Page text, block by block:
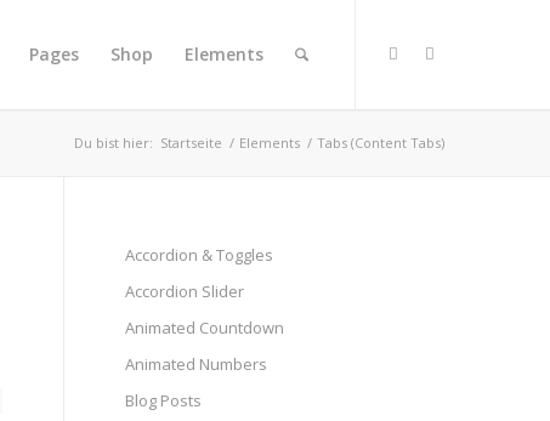
Pages Shop Elements
Du bist hier: Startseite / Elements / Tabs (Content Tabs)
Accordion & Toggles
Accordion Slider
Animated Countdown
Animated Numbers
Blog Posts